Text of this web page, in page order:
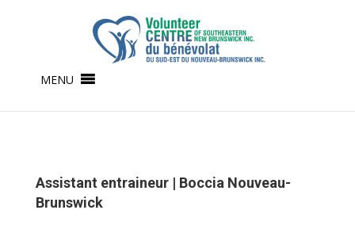
MENU
Assistant entraineur | Boccia Nouveau-
Brunswick